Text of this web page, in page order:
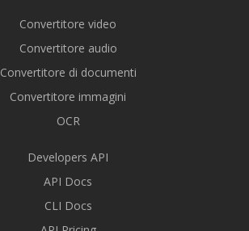
Convertitore video
Convertitore audio
Convertitore di documenti
Convertitore immagini
OCR
Developers API
API Docs
CLI Docs